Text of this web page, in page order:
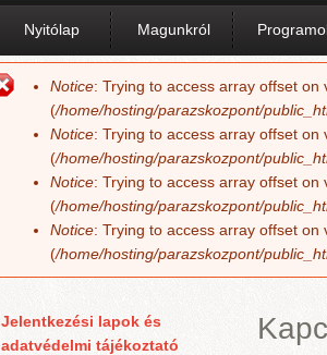
Nyitólap Magunkról
Hibaüzenet
Notice: Trying to access array offset on
(/home/hosting/parazskozpont/
Notice: Trying to access array offset on
(/home/hosting/parazskozpont/
Notice: Trying to access array offset on
(/home/hosting/parazskozpont/
Notice: Trying to access array offset on
(/home/hosting/parazskozpont/
Jelentkezési lapok és
adatvédelmi tájékoztató